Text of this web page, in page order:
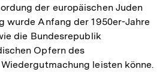
der europäischen Juden
wurde Anfang der 1950er-Jahre
die Bundesrepublik
Opfern des
leisten könne.